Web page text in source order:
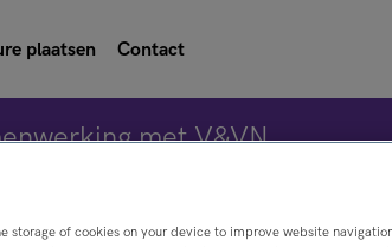
plaatsen Contact
met V&VN
Vacature
storage of cookies on your device to improve website